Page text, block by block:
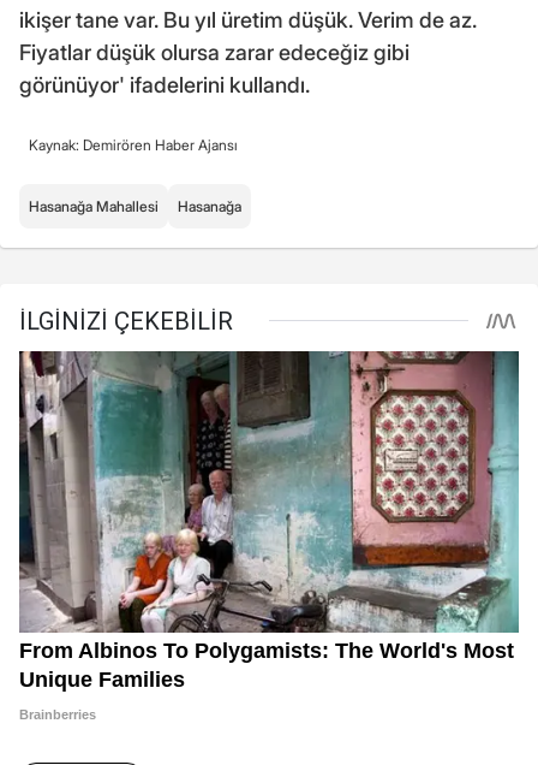
ikişer tane var. Bu yıl üretim düşük. Verim de az.
Fiyatlar düşük olursa zarar edeceğiz gibi
görünüyor' ifadelerini kullandı.
Kaynak: Demirören Haber Ajansı
Hasanağa Mahallesi Hasanağa